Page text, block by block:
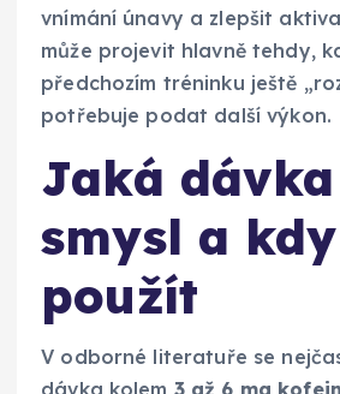
vnímání únavy a zlepšit
může projevit hlavně tehdy,
předchozím tréninku ještě
potřebuje podat další výkon.
Jaká
smysl a
použít
V odborné literatuře se
dávka kolem 3 až 6 mg